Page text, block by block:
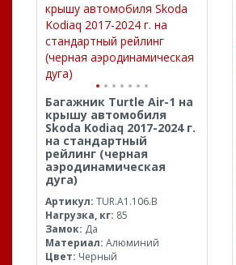
Багажник Turtle Air-1 на
крышу автомобиля
Skoda Kodiaq 2017-2024 г.
на стандартный
рейлинг (черная
аэродинамическая
дуга)
Артикул: TUR.A1.106.B
Нагрузка, кг: 85
Замок: Да
Материал: Алюминий
Цвет: Черный